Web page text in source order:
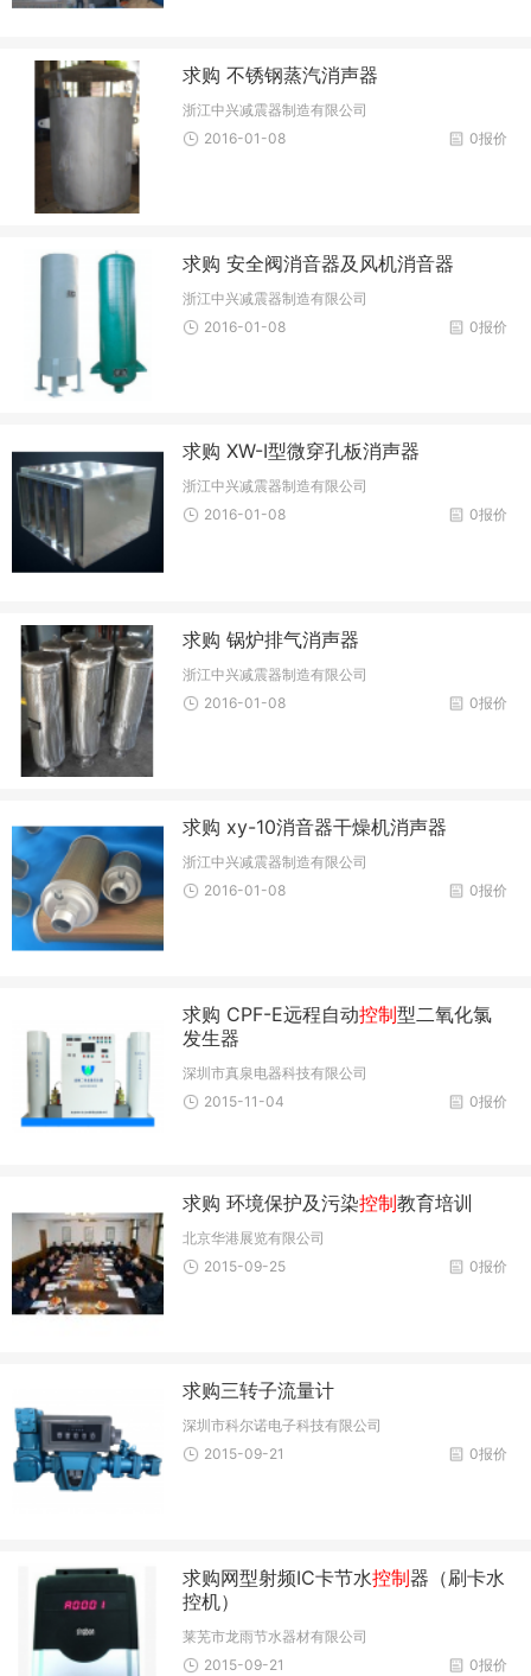
求购 不锈钢蒸汽消声器
浙江中兴减震器制造有限公司
0报价
2016-01-08
求购 安全阀消音器及风机消音器
浙江中兴减震器制造有限公司
0报价
2016-01-08
求购 XW-I型微穿孔板消声器
浙江中兴减震器制造有限公司
0报价
2016-01-08
求购 锅炉排气消声器
浙江中兴减震器制造有限公司
0报价
2016-01-08
求购 xy-10消音器干燥机消声器
浙江中兴减震器制造有限公司
0报价
2016-01-08
求购 CPF-E远程自动控制型二氧化氯
发生器
深圳市真泉电器科技有限公司
0报价
2015-11-04
求购 环境保护及污染控制教育培训
北京华港展览有限公司
0报价
2015-09-25
求购三转子流量计
深圳市科尔诺电子科技有限公司
0报价
2015-09-21
求购网型射频IC卡节水控制器（刷卡水
控机）
莱芜市龙雨节水器材有限公司
0报价
2015-09-21